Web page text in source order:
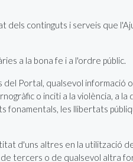
dels continguts i serveis que
a la bona fe i a l'ordre públic.
Portal, qualsevol informació
o inciti a la violència, a
fonamentals, les llibertats
d'uns altres en la utilització
tercers o de qualsevol altra